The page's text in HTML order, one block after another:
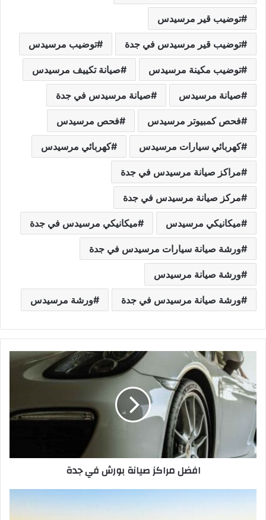
توضيب قير مرسيدس
توضيب قير مرسيدس في جدة توضيب مرسيدس
توضيب مكينة مرسيدس صيانة تكييف مرسيدس
صيانة مرسيدس صيانة مرسيدس في جدة
فحص كمبيوتر مرسيدس فحص مرسيدس
كهربائي سيارات مرسيدس كهربائي مرسيدس
مراكز صيانة مرسيدس في جدة
مركز صيانة مرسيدس في جدة
ميكانيكي مرسيدس ميكانيكي مرسيدس في جدة
ورشة صيانة سيارات مرسيدس في جدة
ورشة صيانة مرسيدس
ورشة صيانة مرسيدس في جدة ورشة مرسيدس
ض
ل
م
ا
ك
ز
افضل مراكز صيانة بورش في جدة